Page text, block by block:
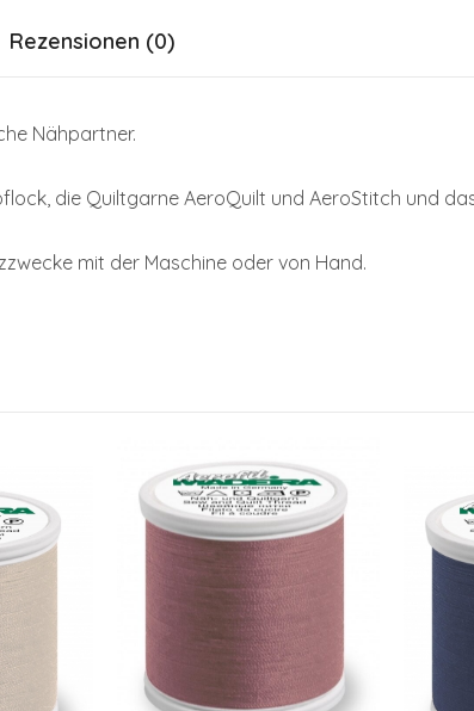
Rezensionen (0)
Nähpartner.
die Quiltgarne AeroQuilt und AeroStitch und
mit der Maschine oder von Hand.